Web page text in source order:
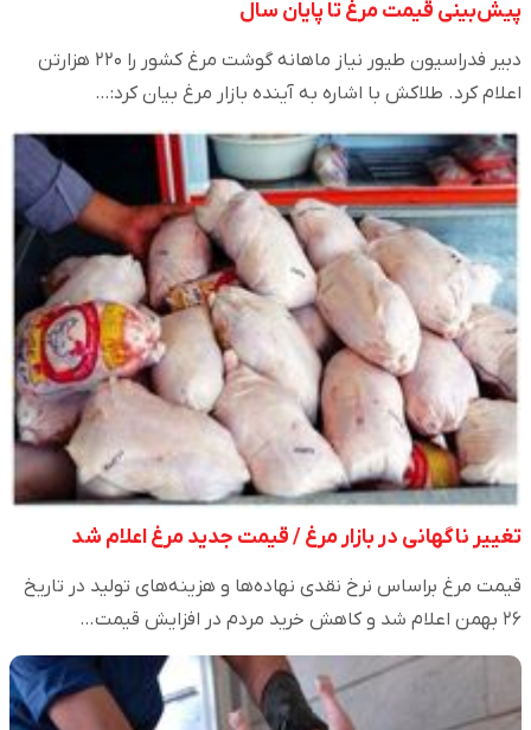
پیش‌بینی قیمت مرغ تا پایان سال
دبیر فدراسیون طیور نیاز ماهانه گوشت مرغ کشور را ۲۲۰ هزارتن
اعلام کرد. طلاکش با اشاره به آینده بازار مرغ بیان کرد:…
تغییر ناگهانی در بازار مرغ / قیمت جدید مرغ اعلام شد
قیمت مرغ براساس نرخ نقدی نهاده‌ها و هزینه‌های تولید در تاریخ
۲۶ بهمن اعلام شد و کاهش خرید مردم در افزایش قیمت…